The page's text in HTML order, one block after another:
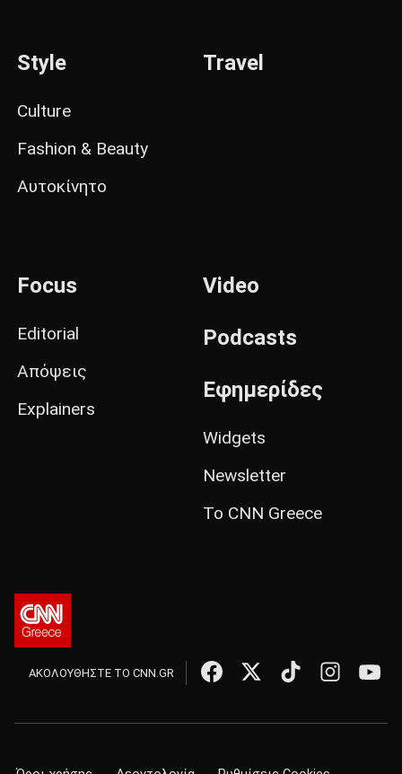
Style
Culture
Fashion & Beauty
Αυτοκίνητο
Travel
Focus
Editorial
Απόψεις
Explainers
Video
Podcasts
Εφημερίδες
Widgets
Newsletter
Το CNN Greece
ΑΚΟΛΟΥΘΗΣΤΕ ΤΟ CNN.GR